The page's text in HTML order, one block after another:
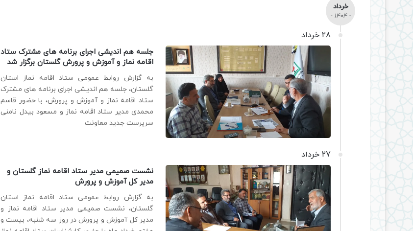
خرداد
- 1404 -
28 خرداد
جلسه هم اندیشی اجرای برنامه های مشترک ستاد
اقامه نماز و آموزش و پرورش گلستان برگزار شد
به گزارش روابط عمومی ستاد اقامه نماز استان
گلستان، جلسه هم اندیشی اجرای برنامه های مشترک
ستاد اقامه نماز و آموزش و پرورش، با حضور قاسم
محمدی مدیر ستاد اقامه نماز و مسعود بیدل نامنی
سرپرست جدید معاونت
27 خرداد
نشست صمیمی مدیر ستاد اقامه نماز گلستان و
مدیر کل آموزش و پرورش
به گزارش روابط عمومی ستاد اقامه نماز استان
گلستان، نشست صمیمی مدیر ستاد اقامه نماز و
مدیر کل آموزش و پرورش در روز سه شنبه، بیست و